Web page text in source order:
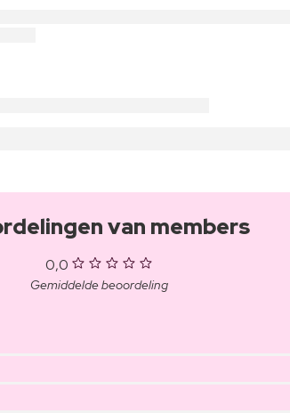
van members
0,0
Gemiddelde beoordeling